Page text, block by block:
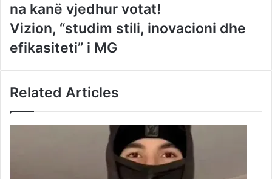
na kanë vjedhur votat!
Vizion, “studim stili, inovacioni dhe
efikasiteti” i MG
Related Articles